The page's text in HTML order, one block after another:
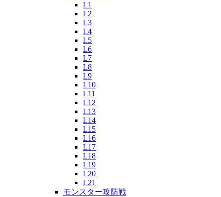
L1
L2
L3
L4
L5
L6
L7
L8
L9
L10
L11
L12
L13
L14
L15
L16
L17
L18
L19
L20
L21
モンスター攻防戦